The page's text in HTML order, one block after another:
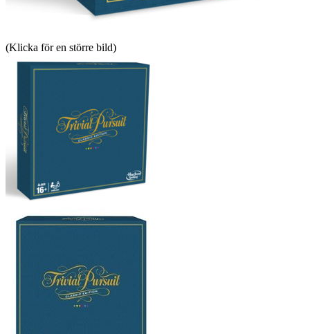
(Klicka för en större bild)